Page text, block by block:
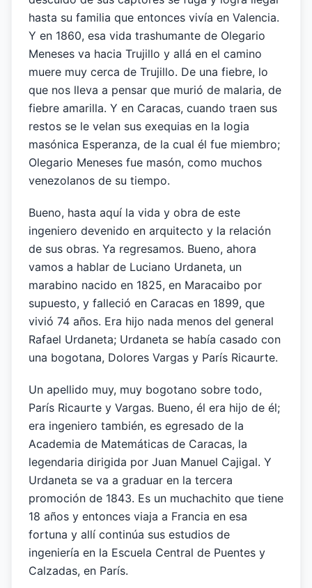
hasta su familia que entonces vivía en Valencia.
Y en 1860, esa vida trashumante de Olegario
Meneses va hacia Trujillo y allá en el camino
muere muy cerca de Trujillo. De una fiebre, lo
que nos lleva a pensar que murió de malaria, de
fiebre amarilla. Y en Caracas, cuando traen sus
restos se le velan sus exequias en la logia
masónica Esperanza, de la cual él fue miembro;
Olegario Meneses fue masón, como muchos
venezolanos de su tiempo.
Bueno, hasta aquí la vida y obra de este
ingeniero devenido en arquitecto y la relación
de sus obras. Ya regresamos. Bueno, ahora
vamos a hablar de Luciano Urdaneta, un
marabino nacido en 1825, en Maracaibo por
supuesto, y falleció en Caracas en 1899, que
vivió 74 años. Era hijo nada menos del general
Rafael Urdaneta; Urdaneta se había casado con
una bogotana, Dolores Vargas y París Ricaurte.
Un apellido muy, muy bogotano sobre todo,
París Ricaurte y Vargas. Bueno, él era hijo de él;
era ingeniero también, es egresado de la
Academia de Matemáticas de Caracas, la
legendaria dirigida por Juan Manuel Cajigal. Y
Urdaneta se va a graduar en la tercera
promoción de 1843. Es un muchachito que tiene
18 años y entonces viaja a Francia en esa
fortuna y allí continúa sus estudios de
ingeniería en la Escuela Central de Puentes y
Calzadas, en París.